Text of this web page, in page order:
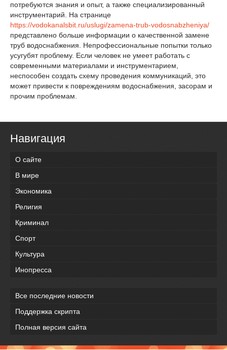
потребуются знания и опыт, а также специализированный
инструментарий. На странице
https://vodokanalsbit.ru/uslugi/zamena-trub-vodosnabzheniya/
представлено больше информации о качественной замене
труб водоснабжения. Непрофессиональные попытки только
усугубят проблему. Если человек не умеет работать с
современными материалами и инструментарием,
неспособен создать схему проведения коммуникаций, это
может привести к повреждениям водоснабжения, засорам и
прочим проблемам.
Навигация
О сайте
В мире
Экономика
Религия
Криминал
Спорт
Культура
Инопресса
Все последние новости
Поддержка скрипта
Полная версия сайта